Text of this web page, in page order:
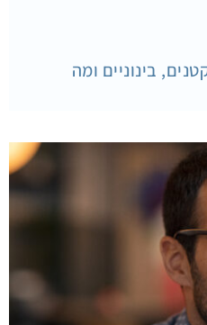
בינוניים ומה